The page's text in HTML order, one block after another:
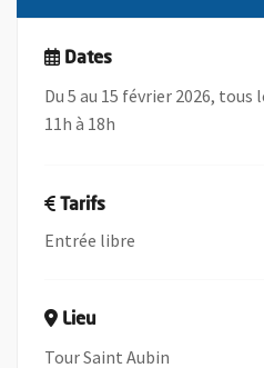
Dates
Du 5 au 15 février 2026, tous
11h à 18h
Tarifs
Entrée libre
Lieu
Tour Saint Aubin